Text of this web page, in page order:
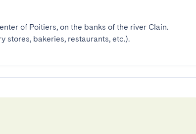
of Poitiers, on the banks of the river Clain.
stores, bakeries, restaurants, etc.).